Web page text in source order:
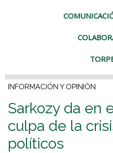
INFORMACIÓN Y OPINIÓN
Sarkozy da en
culpa de la
políticos